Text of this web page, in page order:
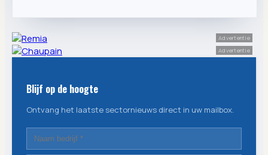
Advertentie
Advertentie
Blijf op de hoogte
Ontvang het laatste sectornieuws direct in uw mailbox.